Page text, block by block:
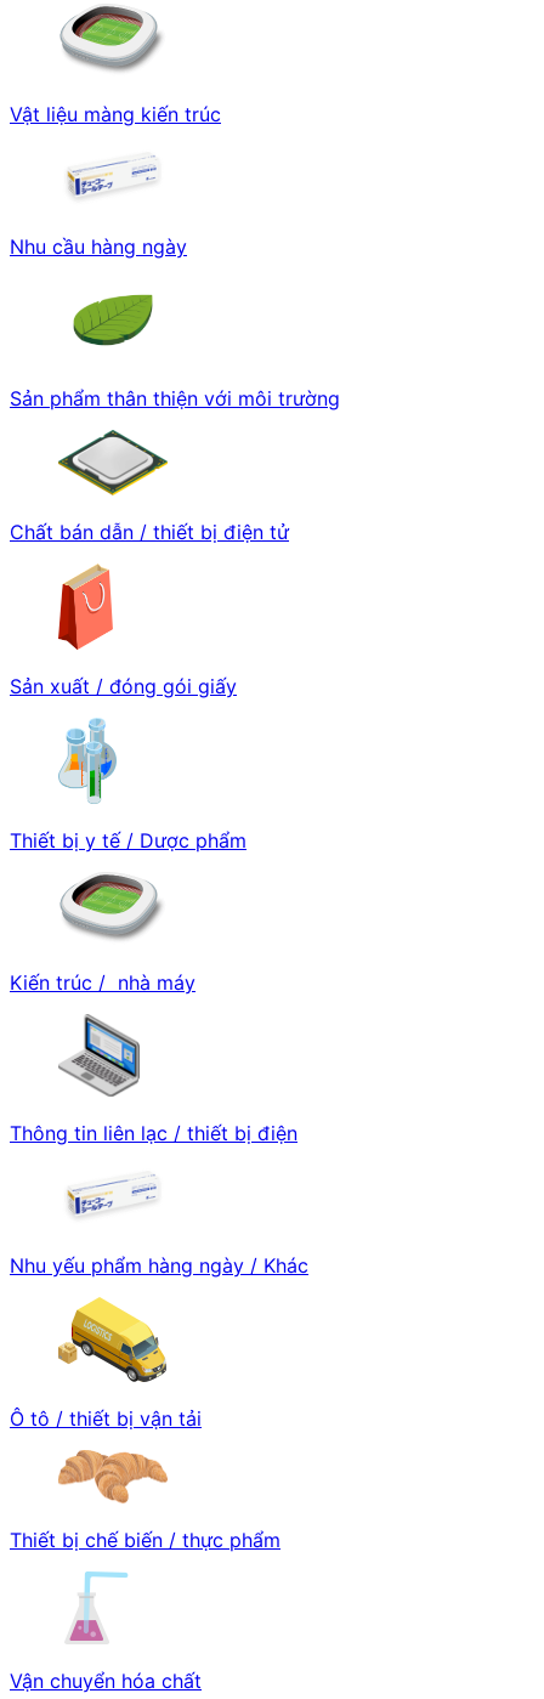
Vật liệu màng kiến trúc
Nhu cầu hàng ngày
Sản phẩm thân thiện với môi trường
Chất bán dẫn / thiết bị điện tử
Sản xuất / đóng gói giấy
Thiết bị y tế / Dược phẩm
Kiến trúc / nhà máy
Thông tin liên lạc / thiết bị điện
Nhu yếu phẩm hàng ngày / Khác
Ô tô / thiết bị vận tải
Thiết bị chế biến / thực phẩm
Vận chuyển hóa chất